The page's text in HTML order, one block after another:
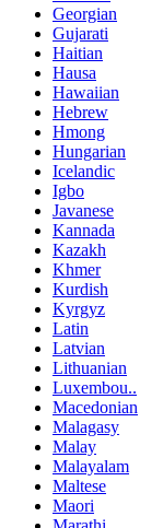
Georgian
Gujarati
Haitian
Hausa
Hawaiian
Hebrew
Hmong
Hungarian
Icelandic
Igbo
Javanese
Kannada
Kazakh
Khmer
Kurdish
Kyrgyz
Latin
Latvian
Lithuanian
Luxembou..
Macedonian
Malagasy
Malay
Malayalam
Maltese
Maori